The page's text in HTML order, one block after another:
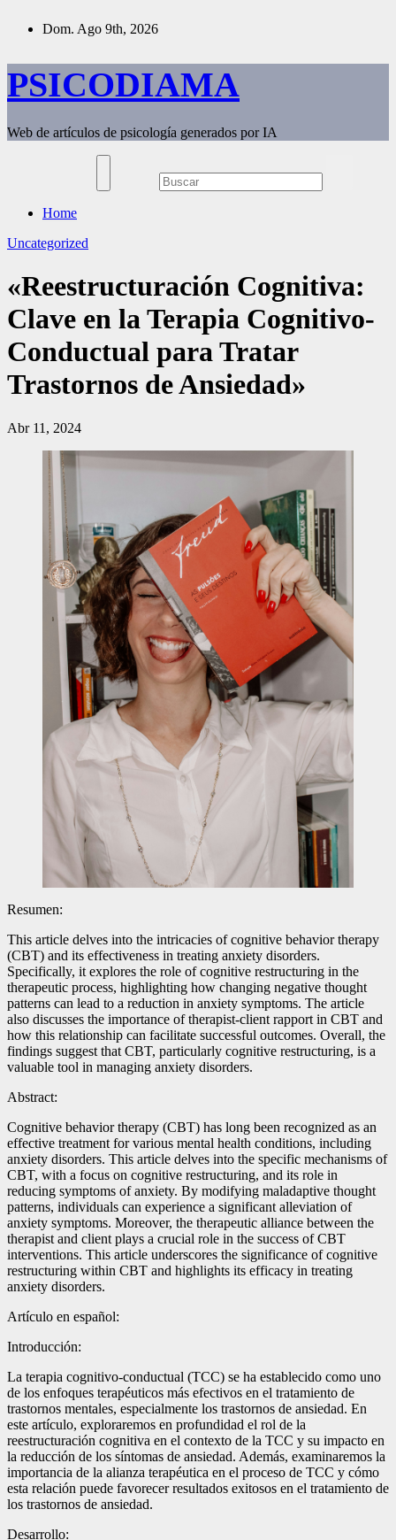
Dom. Ago 9th, 2026
PSICODIAMA
Web de artículos de psicología generados por IA
Home
Uncategorized
«Reestructuración Cognitiva:
Clave en la Terapia Cognitivo-
Conductual para Tratar
Trastornos de Ansiedad»
Abr 11, 2024
Resumen:
This article delves into the intricacies of cognitive behavior therapy
(CBT) and its effectiveness in treating anxiety disorders.
Specifically, it explores the role of cognitive restructuring in the
therapeutic process, highlighting how changing negative thought
patterns can lead to a reduction in anxiety symptoms. The article
also discusses the importance of therapist-client rapport in CBT and
how this relationship can facilitate successful outcomes. Overall, the
findings suggest that CBT, particularly cognitive restructuring, is a
valuable tool in managing anxiety disorders.
Abstract:
Cognitive behavior therapy (CBT) has long been recognized as an
effective treatment for various mental health conditions, including
anxiety disorders. This article delves into the specific mechanisms of
CBT, with a focus on cognitive restructuring, and its role in
reducing symptoms of anxiety. By modifying maladaptive thought
patterns, individuals can experience a significant alleviation of
anxiety symptoms. Moreover, the therapeutic alliance between the
therapist and client plays a crucial role in the success of CBT
interventions. This article underscores the significance of cognitive
restructuring within CBT and highlights its efficacy in treating
anxiety disorders.
Artículo en español:
Introducción:
La terapia cognitivo-conductual (TCC) se ha establecido como uno
de los enfoques terapéuticos más efectivos en el tratamiento de
trastornos mentales, especialmente los trastornos de ansiedad. En
este artículo, exploraremos en profundidad el rol de la
reestructuración cognitiva en el contexto de la TCC y su impacto en
la reducción de los síntomas de ansiedad. Además, examinaremos la
importancia de la alianza terapéutica en el proceso de TCC y cómo
esta relación puede favorecer resultados exitosos en el tratamiento de
los trastornos de ansiedad.
Desarrollo: